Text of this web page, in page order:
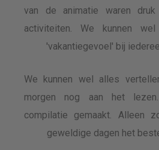
van de animatie waren
activiteiten. We kunnen
'vakantiegevoel' bij
We kunnen wel alles
morgen nog aan het
compilatie gemaakt. Alleen
geweldige dagen het